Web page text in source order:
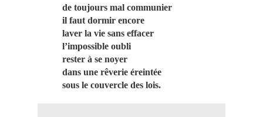
de toujours mal communier
il faut dormir encore
laver la vie sans effacer
l’impossible oubli
rester à se noyer
dans une rêverie éreintée
sous le couvercle des lois.